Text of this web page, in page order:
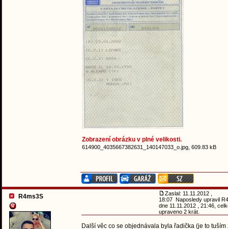
Zobrazení obrázku v plné velikosti.
614900_4035667382631_140147033_o.jpg, 609.83 kB
R4ms3S
Zaslal: 11.11.2012 ,
18:07 Naposledy upravil
dne 11.11.2012 , 21:46,
upraveno 2 krát.
Další věc co se objednávala byla řadička (je to